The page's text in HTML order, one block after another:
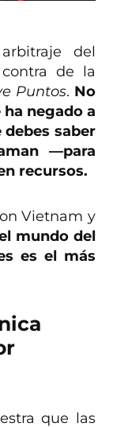
del
de la
Puntos. No
negado a
saber
—para
recursos.
Vietnam y
mundo del
es el más
que las